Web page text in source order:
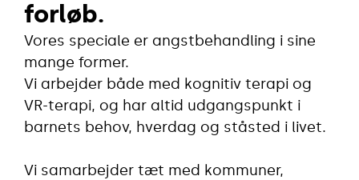
forløb.
Vores speciale er angstbehandling i sine
mange former.
Vi arbejder både med kognitiv terapi og
VR-terapi, og har altid udgangspunkt i
barnets behov, hverdag og ståsted i livet.
Vi samarbejder tæt med kommuner,